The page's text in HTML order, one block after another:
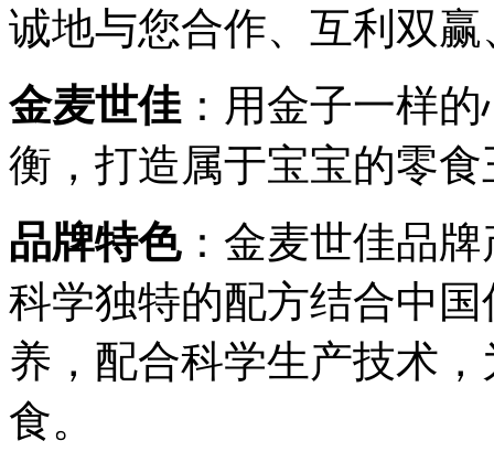
诚地与您合作、互利双
金麦世佳 ：用金子一样
衡，打造属于宝宝的零
品牌特色：金麦世佳品
科学独特的配方结合中
养，配合科学生产技术
食。